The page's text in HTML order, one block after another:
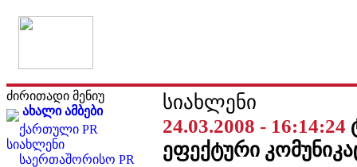
ძირითადი მენიუ
ახალი ამბები
ქართული PR
სიახლენი
საერთაშორისო PR
სიახლენი
24.03.2008 - 16:14:24
ეფექტური